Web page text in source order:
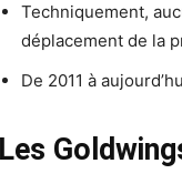
Techniquement,
déplacement de la
De 2011 à
Les